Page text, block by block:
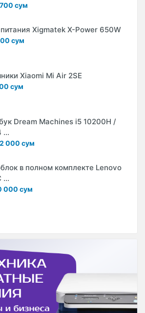
сум
Xigmatek X-Power 650W
сум
Xiaomi Mi Air 2SE
сум
Dream Machines i5 10200H /
...
000 сум
в полном комплекте Lenovo
...
000 сум